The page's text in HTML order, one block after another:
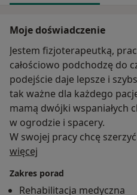
Moje doświadczenie
Jestem fizjoterapeutką,
całościowo podchodzę do
podejście daje lepsze i
tak ważne dla każdego
mamą dwójki wspaniałych
w ogrodzie i spacery.
W swojej pracy chcę
oraz pielęgnować zdrowy
późnych lat starości w pełni
więcej
Zakres porad
Rehabilitacja medyczna